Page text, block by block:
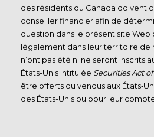
des résidents du Canada doivent
conseiller financier afin de
question dans le présent site
légalement dans leur territoire de
n’ont pas été ni ne seront inscrits
États-Unis intitulée Securities Act of
être offerts ou vendus aux
des États-Unis ou pour leur